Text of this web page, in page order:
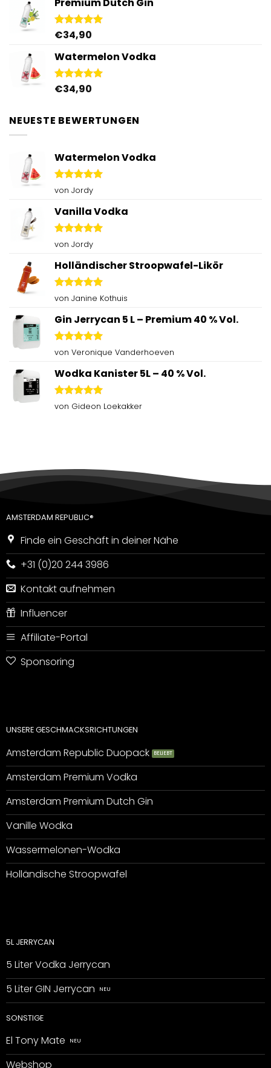
Bewertet
von 5
€34,90
Watermelon Vodka
Bewertet
€34,90
NEUESTE BEWERTUNGEN
Watermelon Vodka
Bewertet
von
5
von Jordy
Vanilla Vodka
Bewertet
von
5
von Jordy
Holländischer Stroopwafel-Likör
Bewertet
5
von Janine Kothuis
Gin Jerrycan 5 L – Premium 40 % Vol.
Bewertet
5
von Veronique Vanderhoeven
Wodka Kanister 5L – 40 % Vol.
Bewertet
von Gideon Loekakker
AMSTERDAM REPUBLIC®
Finde ein Geschäft in deiner Nähe
+31 (0)20 244 3986
Kontakt aufnehmen
Influencer
Affiliate-Portal
Sponsoring
UNSERE GESCHMACKSRICHTUNGEN
Amsterdam Republic Duopack
Amsterdam Premium Vodka
Amsterdam Premium Dutch Gin
Vanille Wodka
Wassermelonen-Wodka
Holländische Stroopwafel
5L JERRYCAN
5 Liter Vodka Jerrycan
5 Liter GIN Jerrycan
SONSTIGE
El Tony Mate
Webshop